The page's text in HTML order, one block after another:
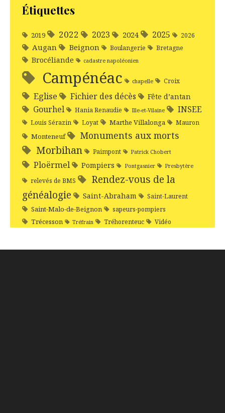
Étiquettes
2019 2022 2023 2024 2025 2026
Augan Beignon Boulangerie Bretagne
Brocéliande cadastre napoléonien
Campénéac chapelle Croix
Eglise Fichier des décès Fête d’antan
Gourhel Hania Renaudie Ille-et-Vilaine INSEE
Louis Sérazin Loyat Marthe Villalonga Mauron
Monteneuf Monuments aux morts
Morbihan Paimpont Patrick Chobert
Ploërmel Pompiers Pontgasnier Presbytère
relevés de BMS
Rendez-vous de la
généalogie
Saint-Abraham Saint-Laurent
Saint-Malo-de-Beignon sapeurs-pompiers
Trécesson Tréfrain Tréhorenteuc Vidéo